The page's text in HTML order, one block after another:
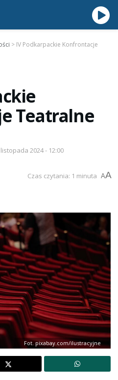
> IV Podkarpackie Konfrontacje
Teatralne
2024 - 12:00
Czas czytania: 1 minuta AA
Fot. pixabay.com/ilustracyjne